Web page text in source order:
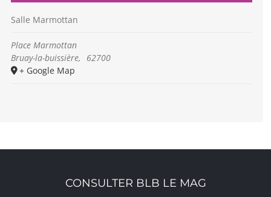
Salle Marmottan
Place Marmottan
Bruay-la-buissière,
62700
+ Google Map
CONSULTER BLB LE MAG